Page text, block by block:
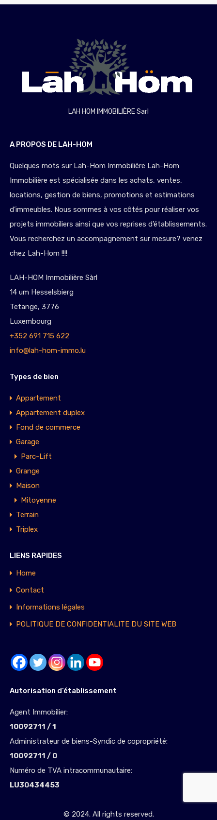
LAH HOM IMMOBILIÈRE Sarl
A PROPOS DE LAH-HOM
Quelques mots sur Lah-Hom Immobilière Lah-Hom
Immobilière est spécialisée dans les achats, ventes,
locations, gestion de biens, promotions et estimations
d’immeubles. Nous sommes à vos côtés pour réaliser vos
projets immobiliers ainsi que vos reprises d’établissements.
Vous recherchez un accompagnement sur mesure? venez
chez Lah-Hom !!!!
LAH-HOM Immobilière Sàrl
14 um Hesselsbierg
Tetange, 3776
Luxembourg
+352 691 715 622
info@lah-hom-immo.lu
Types de bien
Appartement
Appartement duplex
Fond de commerce
Garage
Parc-Lift
Grange
Maison
Mitoyenne
Terrain
Triplex
LIENS RAPIDES
Home
Contact
Informations légales
POLITIQUE DE CONFIDENTIALITE DU SITE WEB
Autorisation d’établissement
Agent Immobilier:
10092711 / 1
Administrateur de biens-Syndic de copropriété:
10092711 / 0
Numéro de TVA intracommunautaire:
LU30434453
© 2024. All rights reserved.